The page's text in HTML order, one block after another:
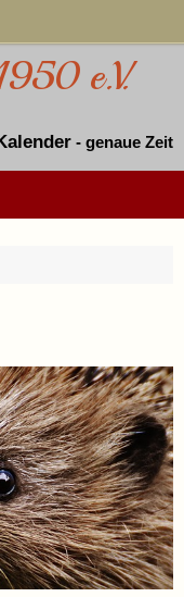
e.V.
- genaue Zeit